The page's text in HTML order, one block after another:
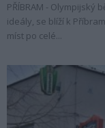
PŘÍBRAM - Olympijský
ideály, se blíží k
míst po celé...